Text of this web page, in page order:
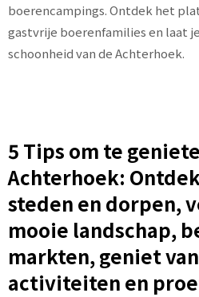
boerencampings. Ontdek het
gastvrije boerenfamilies en laat
schoonheid van de Achterhoek.
5 Tips om te
Achterhoek:
steden en dorpen,
mooie landschap,
markten, geniet
activiteiten en